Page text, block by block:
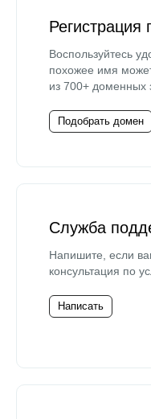
Регистрация
Воспользуйтесь
похожее имя
из 700+ доменных
Подобрать домен
Служба
Напишите, если
консультация по
Написать